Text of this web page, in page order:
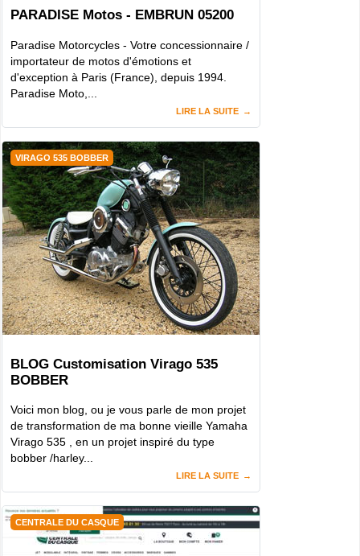
PARADISE Motos - EMBRUN 05200
Paradise Motorcycles - Votre concessionnaire /
importateur de motos d'émotions et
d'exception à Paris (France), depuis 1994.
Paradise Moto,...
LIRE LA SUITE
VIRAGO 535 BOBBER
BLOG Customisation Virago 535
BOBBER
Voici mon blog, ou je vous parle de mon projet
de transformation de ma bonne vieille Yamaha
Virago 535 , en un projet inspiré du type
bobber /harley...
LIRE LA SUITE
CENTRALE DU CASQUE